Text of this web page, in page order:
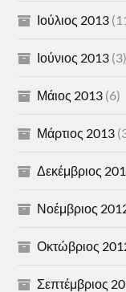
Ιούλιος 2013
Ιούνιος 2013 (3)
Μάιος 2013 (6)
Μάρτιος 2013
Δεκέμβριος
Νοέμβριος
Οκτώβριος
Σεπτέμβριος